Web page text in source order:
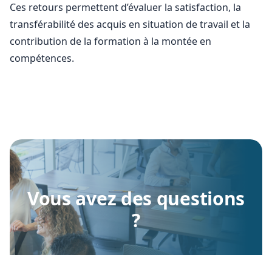
Ces retours permettent d’évaluer la satisfaction, la
transférabilité des acquis en situation de travail et la
contribution de la formation à la montée en
compétences.
Vous avez des questions
?